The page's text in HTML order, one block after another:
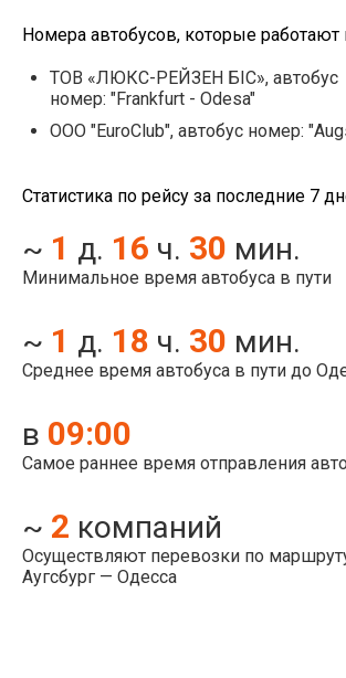
Номера автобусов, которые
ТОВ «ЛЮКС-РЕЙЗЕН БІС», автобус
номер: "Frankfurt - Odesa"
ООО "EuroClub", автобус номер:
Статистика по рейсу за последние 7
~ 1 д. 16 ч. 30 мин.
Минимальное время автобуса в пути
~ 1 д. 18 ч. 30 мин.
Среднее время автобуса в пути до
в 09:00
Самое раннее время отправления
~ 2 компаний
Осуществляют перевозки по
Аугсбург — Одесса